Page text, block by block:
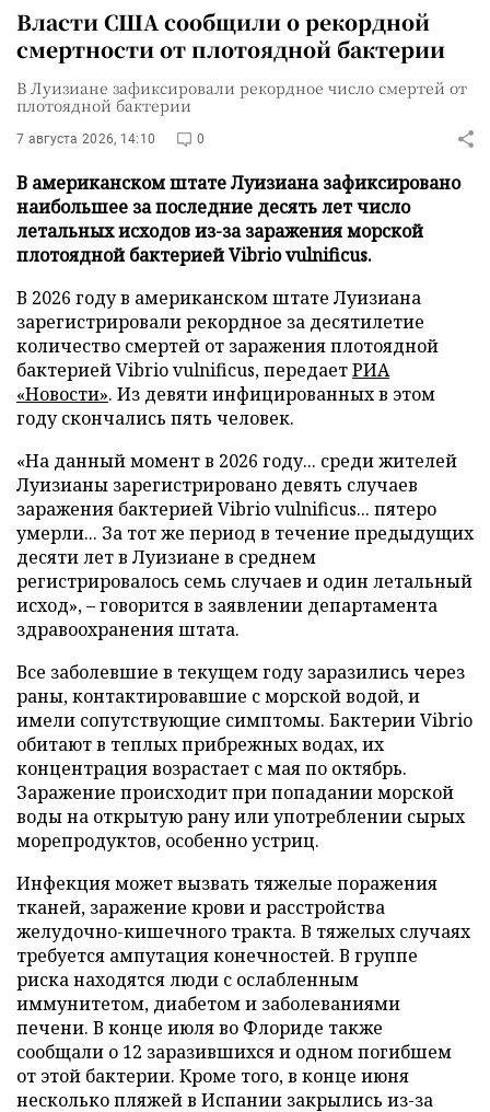
Власти США сообщили о рекордной
смертности от плотоядной бактерии
В Луизиане зафиксировали рекордное число смертей от
плотоядной бактерии
7 августа 2026, 14:10 0
В американском штате Луизиана зафиксировано
наибольшее за последние десять лет число
летальных исходов из-за заражения морской
плотоядной бактерией Vibrio vulnificus.
В 2026 году в американском штате Луизиана
зарегистрировали рекордное за десятилетие
количество смертей от заражения плотоядной
бактерией Vibrio vulnificus, передаетРИА
«Новости». Из девяти инфицированных в этом
году скончались пять человек.
«На данный момент в 2026 году... среди жителей
Луизианы зарегистрировано девять случаев
заражения бактерией Vibrio vulnificus... пятеро
умерли... За тот же период в течение предыдущих
десяти лет в Луизиане в среднем
регистрировалось семь случаев и один летальный
исход», – говорится в заявлении департамента
здравоохранения штата.
Все заболевшие в текущем году заразились через
раны, контактировавшие с морской водой, и
имели сопутствующие симптомы. Бактерии Vibrio
обитают в теплых прибрежных водах, их
концентрация возрастает с мая по октябрь.
Заражение происходит при попадании морской
воды на открытую рану или употреблении сырых
морепродуктов, особенно устриц.
Инфекция может вызвать тяжелые поражения
тканей, заражение крови и расстройства
желудочно-кишечного тракта. В тяжелых случаях
требуется ампутация конечностей. В группе
риска находятся люди с ослабленным
иммунитетом, диабетом и заболеваниями
печени. В конце июля во Флориде также
сообщали о 12 заразившихся и одном погибшем
от этой бактерии. Кроме того, в конце июня
несколько пляжей в Испании закрылись из-за